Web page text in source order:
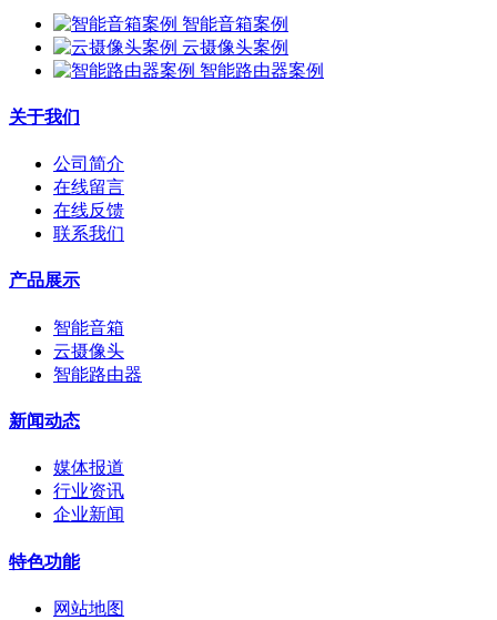
智能音箱案例
云摄像头案例
智能路由器案例
关于我们
公司简介
在线留言
在线反馈
联系我们
产品展示
智能音箱
云摄像头
智能路由器
新闻动态
媒体报道
行业资讯
企业新闻
特色功能
网站地图